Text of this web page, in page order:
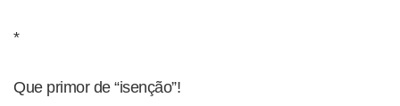
*
Que primor de “isenção”!